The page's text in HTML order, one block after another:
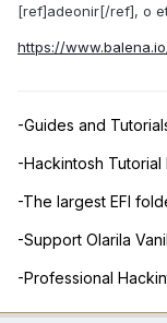
[ref]adeonir[/ref], o
https://
-Guides and
-Hackintosh Tutorial
-The largest EFI
-Support Olarila
-Professional